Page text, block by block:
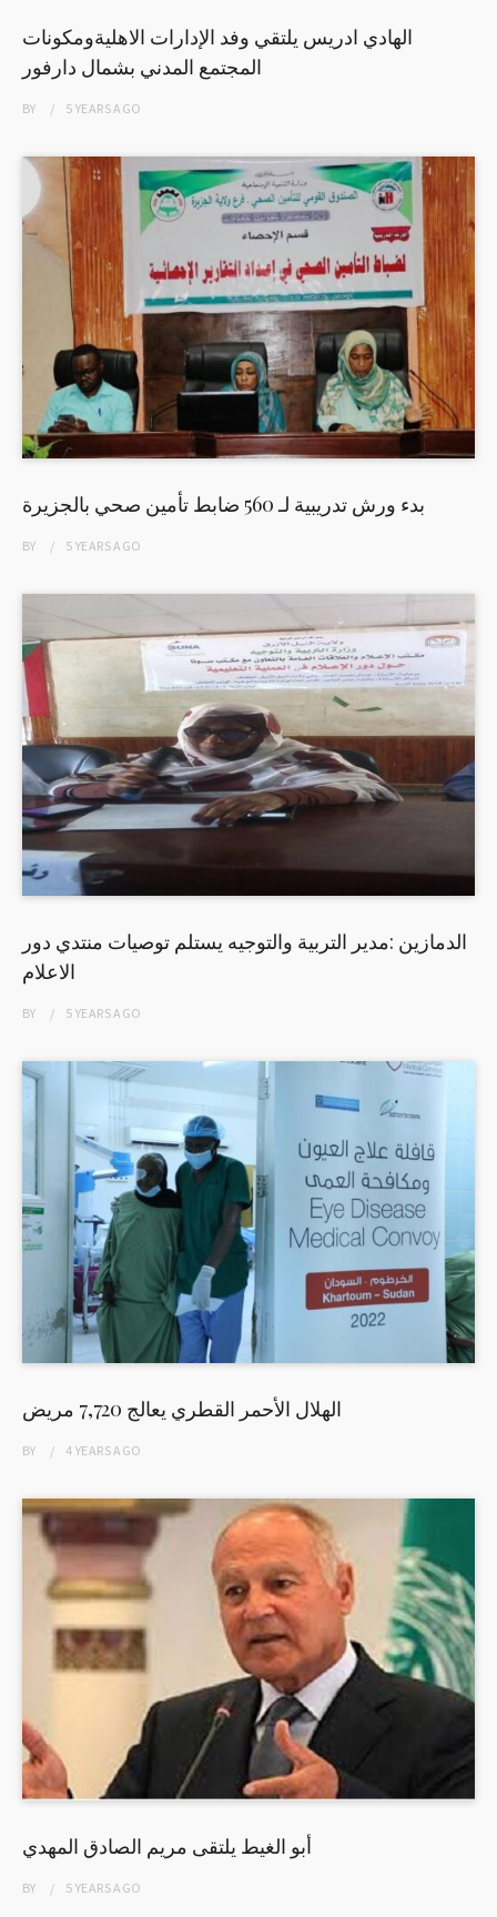
الهادي ادريس يلتقي وفد الإدارات الاهليةومكونات
المجتمع المدني بشمال دارفور
BY 5 YEARSAGO
بدء ورش تدريبية لـ 560 ضابط تأمين صحي بالجزيرة
BY 5 YEARSAGO
الدمازين :مدير التربية والتوجيه يستلم توصيات منتدي دور
الاعلام
BY 5 YEARSAGO
الهلال الأحمر القطري يعالج 7,720 مريض
BY 4 YEARSAGO
أبو الغيط يلتقى مريم الصادق المهدي
BY 5 YEARSAGO